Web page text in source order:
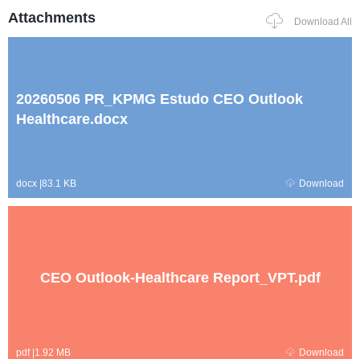
Attachments Download All
20260506 PR_KPMG Estudo CEO Outlook
Healthcare.docx
docx 83.1 KB Download
CEO Outlook-Healthcare Report_VPT.pdf
pdf| 1.92 MB Download